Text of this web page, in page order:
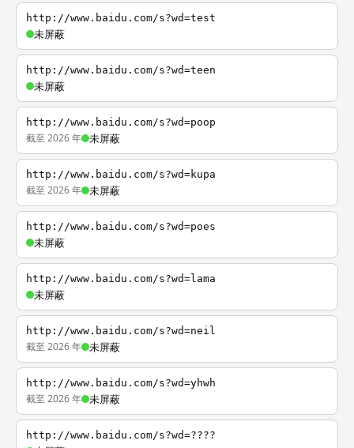
http://www.baidu.com/s?wd=test
未屏蔽
http://www.baidu.com/s?wd=teen
未屏蔽
http://www.baidu.com/s?wd=poop
截至 2026 年 未屏蔽
http://www.baidu.com/s?wd=kupa
截至 2026 年 未屏蔽
http://www.baidu.com/s?wd=poes
未屏蔽
http://www.baidu.com/s?wd=lama
未屏蔽
http://www.baidu.com/s?wd=neil
截至 2026 年 未屏蔽
http://www.baidu.com/s?wd=yhwh
截至 2026 年 未屏蔽
http://www.baidu.com/s?wd=????